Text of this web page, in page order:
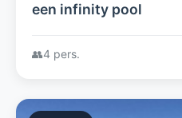
een infinity pool
👥4 pers.